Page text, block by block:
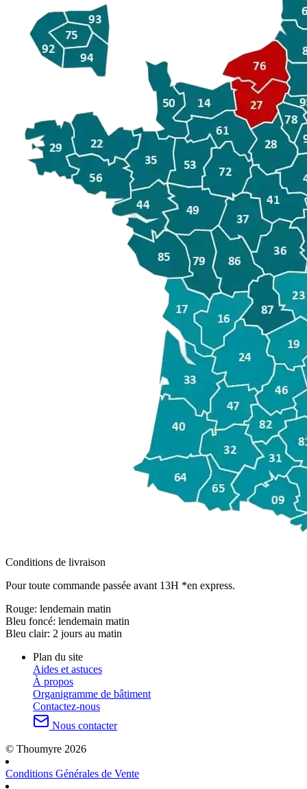
Conditions de livraison
Pour toute commande passée avant 13H *en express.
Rouge: lendemain matin
Bleu foncé: lendemain matin
Bleu clair: 2 jours au matin
Plan du site
Aides et astuces
À propos
Organigramme de bâtiment
Contactez-nous
Nous contacter
© Thoumyre 2026
Conditions Générales de Vente